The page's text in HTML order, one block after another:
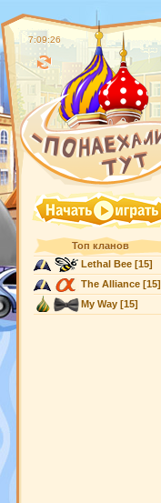
7:09:27
Топ кланов
Lethal Bee[15]
The Alliance[15]
My Way[15]